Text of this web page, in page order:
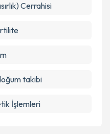
Cerrahisi
takibi
İşlemleri